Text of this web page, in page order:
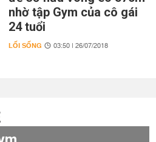
nhờ tập Gym của cô gái
24 tuổi
LỐI SỐNG 03:50 | 26/07/2018